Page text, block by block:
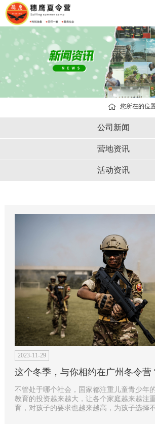
您所在的位
公司新闻
营地资讯
活动资讯
2023-11-29
这个冬季，与你相约在广州冬令营
不管处于哪个社会，国家都注重儿童青少年
教育的投资越来越大，让各个家庭越来越注
育，对孩子的要求也越来越高，为孩子选择